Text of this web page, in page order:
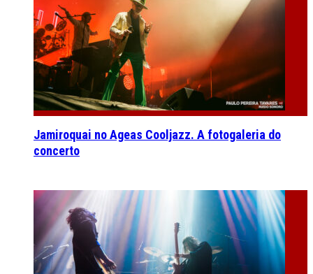
Jamiroquai no Ageas Cooljazz. A fotogaleria do
concerto